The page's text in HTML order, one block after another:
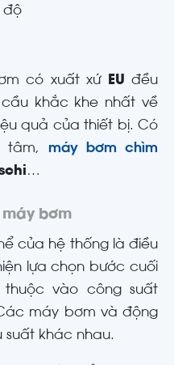
độ
có xuất xứ EU đều
khắc khe nhất về
quả của thiết bị. Có
tâm, máy bơm chìm
…
bơm
của hệ thống là điều
lựa chọn bước cuối
vào công suất
máy bơm và động
suất khác nhau.